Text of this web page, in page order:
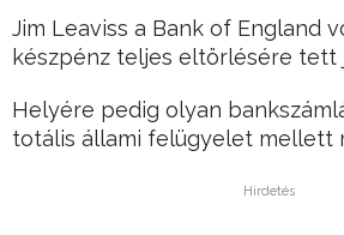
Jim Leaviss a Bank of England
készpénz teljes eltörlésére tett
Helyére pedig olyan
totális állami felügyelet mellett
Hirdetés